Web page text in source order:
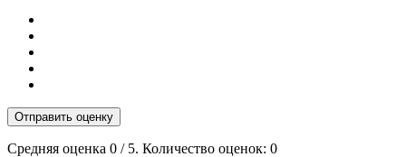
Отправить оценку
Средняя оценка 0 / 5. Количество оценок: 0